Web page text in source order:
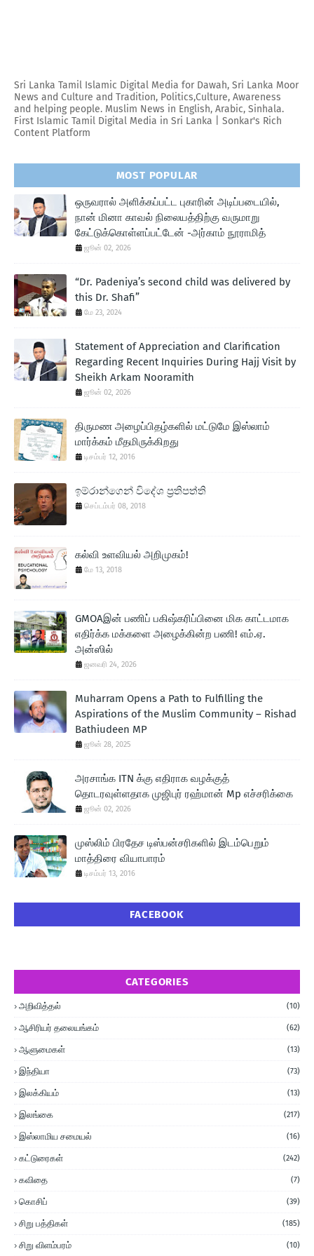
Sri Lanka Tamil Islamic Digital Media for Dawah, Sri Lanka Moor
News and Culture and Tradition, Politics,Culture, Awareness
and helping people. Muslim News in English, Arabic, Sinhala.
First Islamic Tamil Digital Media in Sri Lanka | Sonkar's Rich
Content Platform
MOST POPULAR
ஒருவரால் அளிக்கப்பட்ட புகாரின் அடிப்படையில்,
நான் மினா காவல் நிலையத்திற்கு வருமாறு
கேட்டுக்கொள்ளப்பட்டேன் -அர்காம் நூராமித்
ஜூன் 02, 2026
“Dr. Padeniya’s second child was delivered by
this Dr. Shafi”
மே 23, 2024
Statement of Appreciation and Clarification
Regarding Recent Inquiries During Hajj Visit by
Sheikh Arkam Nooramith
ஜூன் 02, 2026
திருமண அழைப்பிதழ்களில் மட்டுமே இஸ்லாம்
மார்க்கம் மீதமிருக்கிறது
டிசம்பர் 12, 2016
ඉම්රාන්ගෙන් විදේශ ප‍්‍රතිපත්ති
செப்டம்பர் 08, 2018
கல்வி உளவியல் அறிமுகம்!
மே 13, 2018
GMOAஇன் பணிப் பகிஷ்கரிப்பினை மிக காட்டமாக
எதிர்க்க மக்களை அழைக்கின்ற பணி! எம்.ஏ.
அன்ஸில்
ஜனவரி 24, 2026
Muharram Opens a Path to Fulfilling the
Aspirations of the Muslim Community – Rishad
Bathiudeen MP
ஜூன் 28, 2025
அரசாங்க ITN க்கு எதிராக வழக்குத்
தொடரவுள்ளதாக முஜிபுர் ரஹ்மான் Mp எச்சரிக்கை
ஜூன் 02, 2026
முஸ்லிம் பிரதேச டிஸ்பன்சரிகளில் இடம்பெறும்
மாத்திரை வியாபாரம்
டிசம்பர் 13, 2016
FACEBOOK
CATEGORIES
அறிவித்தல் (10)
ஆசிரியர் தலையங்கம் (62)
ஆளுமைகள் (13)
இந்தியா (73)
இலக்கியம் (13)
இலங்கை (217)
இஸ்லாமிய சமையல் (16)
கட்டுரைகள் (242)
கவிதை (7)
கொசிப் (39)
சிறு பத்திகள் (185)
சிறு விளம்பரம் (10)